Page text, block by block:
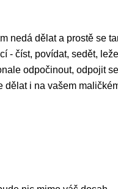
nedá dělat a prostě se
- číst, povídat, sedět,
odpočinout, odpojit
dělat i na vašem